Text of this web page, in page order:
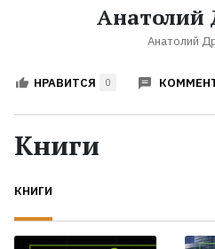
обсуждаемые
Авторы
Жанры
Экранизации
Анатолий
Анатолий
НРАВИТСЯ 0
Книги
КНИГИ